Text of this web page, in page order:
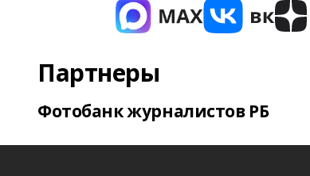
Партнеры
Фотобанк журналистов РБ